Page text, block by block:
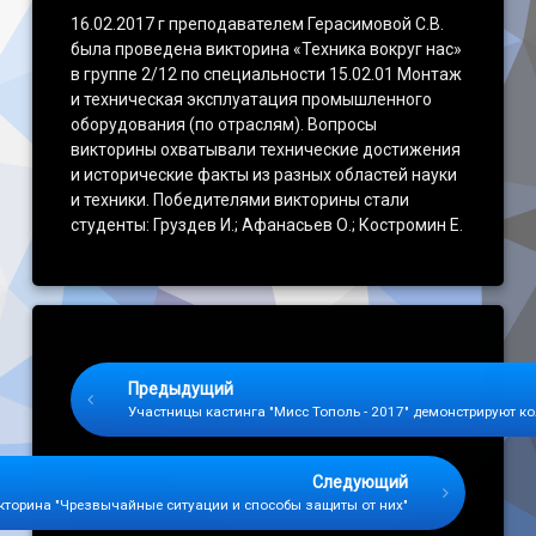
Наши достижения
16.02.2017 г преподавателем Герасимовой С.В.
была проведена викторина «Техника вокруг нас»
в группе 2/12 по специальности 15.02.01 Монтаж
и техническая эксплуатация промышленного
оборудования (по отраслям). Вопросы
викторины охватывали технические достижения
и исторические факты из разных областей науки
и техники. Победителями викторины стали
студенты: Груздев И.; Афанасьев О.; Костромин Е.
Предыдущий
Участницы кастинга "Мисс Тополь - 2017" демонстрируют
Следующий
"Чрезвычайные ситуации и способы защиты от них"